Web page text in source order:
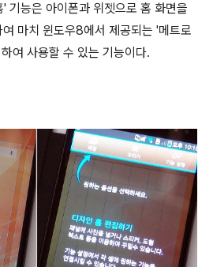
기능은 아이폰과 위젯으로 홈 화면을
마치 윈도우8에서 제공되는 '메트로
여 사용할 수 있는 기능이다.